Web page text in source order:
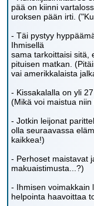
pää on kiinni
uroksen pään irti.
- Täi pystyy
Ihmisellä
sama tarkoittaisi sitä,
pituisen matkan.
vai amerikkalaista
- Kissakalalla on yli
(Mikä voi maistua
- Jotkin leijonat
olla seuraavassa
kaikkea!)
- Perhoset maistavat
makuaistimusta...?)
- Ihmisen voimakkain
helpointa haavoittaa